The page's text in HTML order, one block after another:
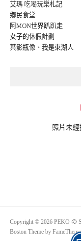
艾瑪 吃喝玩樂札記
鄉民食堂
阿MON世界趴趴走
女子的休假計劃
葉影瓶像 、 我是東湖人
照片未經
Copyright © 2026 PEKO の
Boston Theme by